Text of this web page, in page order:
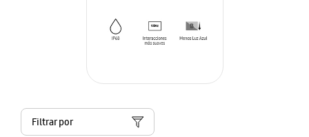
Filtrar por